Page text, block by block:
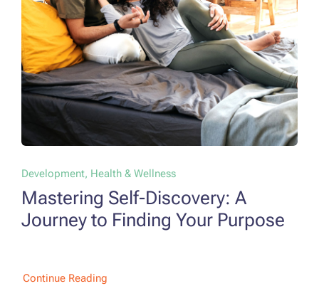
Development, Health & Wellness
Mastering Self-Discovery: A
Journey to Finding Your Purpose
Continue Reading